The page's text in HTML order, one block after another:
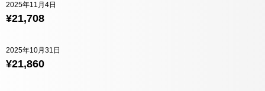
¥21,708
2025年11月4日
¥21,860
2025年10月31日